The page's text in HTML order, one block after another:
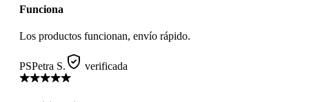
Funciona
Los productos funcionan, envío rápido.
PSPetra S. verificada